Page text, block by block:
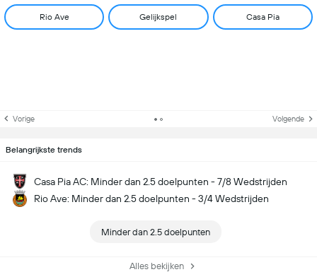
Rio Ave Gelijkspel Casa Pia
Vorige Volgende
Belangrijkste trends
Casa Pia AC: Minder dan 2.5 doelpunten - 7/8 Wedstrijden
Rio Ave: Minder dan 2.5 doelpunten - 3/4 Wedstrijden
Minder dan 2.5 doelpunten
Alles bekijken